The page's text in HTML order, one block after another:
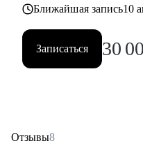
Ближайшая запись10
Записаться 30
Отзывы8